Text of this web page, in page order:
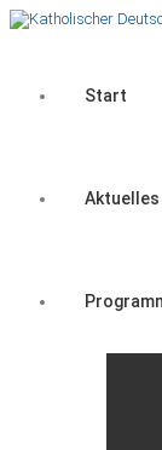
Start
Aktuelles